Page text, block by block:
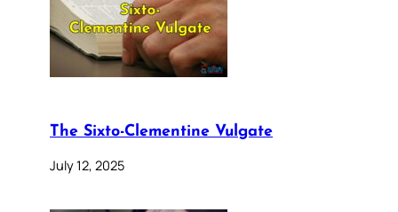
The Sixto-Clementine Vulgate
July 12, 2025